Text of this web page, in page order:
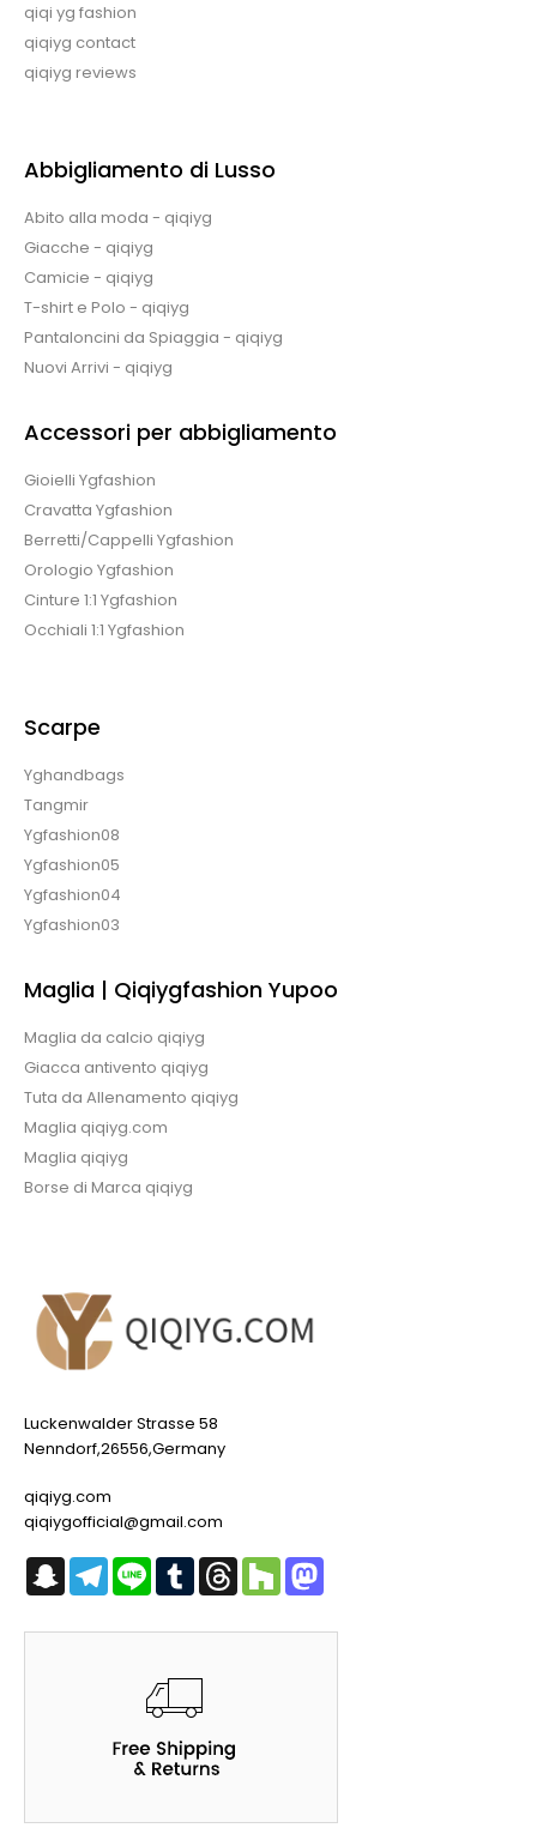
qiqi yg fashion
qiqiyg contact
qiqiyg reviews
Abbigliamento di Lusso
Abito alla moda - qiqiyg
Giacche - qiqiyg
Camicie - qiqiyg
T-shirt e Polo - qiqiyg
Pantaloncini da Spiaggia - qiqiyg
Nuovi Arrivi - qiqiyg
Accessori per abbigliamento
Gioielli Ygfashion
Cravatta Ygfashion
Berretti/Cappelli Ygfashion
Orologio Ygfashion
Cinture 1:1 Ygfashion
Occhiali 1:1 Ygfashion
Scarpe
Yghandbags
Tangmir
Ygfashion08
Ygfashion05
Ygfashion04
Ygfashion03
Maglia | Qiqiygfashion Yupoo
Maglia da calcio qiqiyg
Giacca antivento qiqiyg
Tuta da Allenamento qiqiyg
Maglia qiqiyg.com
Maglia qiqiyg
Borse di Marca qiqiyg
Luckenwalder Strasse 58
Nenndorf,26556,Germany
qiqiyg.com
qiqiygofficial@gmail.com
SnapchatTelegram
Line TumblrThreadsHouzz